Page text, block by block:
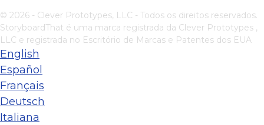
© 2026 - Clever Prototypes, LLC - Todos os direitos reservados.
StoryboardThat é uma marca registrada da Clever Prototypes ,
LLC e registrada no Escritório de Marcas e Patentes dos EUA
English
Español
Français
Deutsch
Italiana